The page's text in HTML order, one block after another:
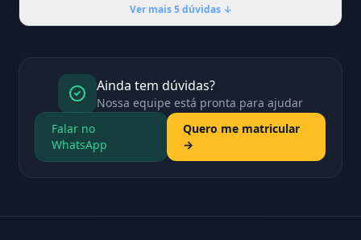
Ver mais 5 dúvidas ↓
Ainda tem dúvidas?
Nossa equipe está pronta para ajudar
Falar no
WhatsApp
Quero me matricular
→